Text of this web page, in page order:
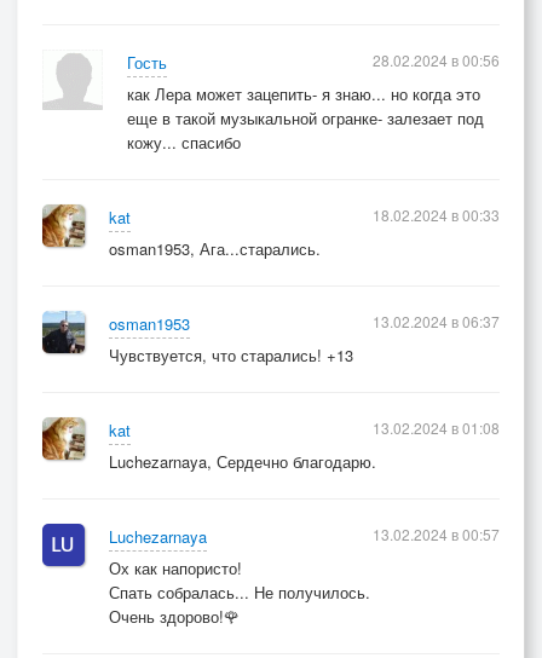
Гость
как Лера может зацепить- я знаю... но когда это
еще в такой музыкальной огранке- залезает под
кожу... спасибо
28.02.2024 в 00:56
kat
osman1953, Ага...старались.
18.02.2024 в 00:33
osman1953
Чувствуется, что старались! +13
13.02.2024 в 06:37
kat
Luchezarnaya, Сердечно благодарю.
13.02.2024 в 01:08
Luchezarnaya
Ох как напористо!
Спать собралась... Не получилось.
Очень здорово!🌹
13.02.2024 в 00:57